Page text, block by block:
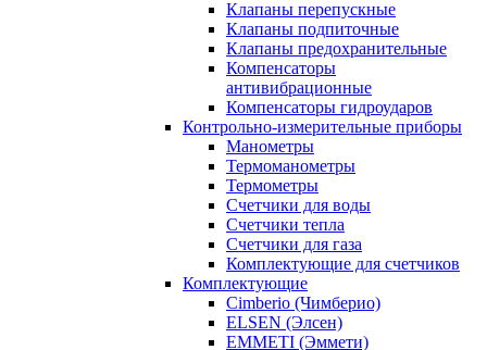
Клапаны перепускные
Клапаны подпиточные
Клапаны предохранительные
Компенсаторы
антивибрационные
Компенсаторы гидроударов
Контрольно-измерительные приборы
Манометры
Термоманометры
Термометры
Счетчики для воды
Счетчики тепла
Счетчики для газа
Комплектующие для счетчиков
Комплектующие
Cimberio (Чимберио)
ELSEN (Элсен)
EMMETI (Эммети)